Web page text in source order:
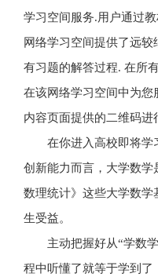
学习空间服务.用户通过
网络学习空间提供了远
有习题的解答过程. 在所
在该网络学习空间中为
内容页面提供的二维码进
在你进入高校即将学
创新能力而言，大学数
数理统计》这些大学数
生受益。
主动把握好从“学数
程中听懂了就等于学到